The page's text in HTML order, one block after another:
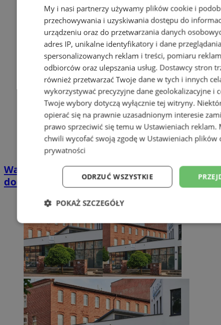
Wakacyjny wypoczynek nad Bałtykiem w
domkach Szmaragdowe Morze
My i nasi partnerzy używamy plików cookie i
przechowywania i uzyskiwania dostępu do
urządzeniu oraz do przetwarzania danych
adres IP, unikalne identyfikatory i dane
spersonalizowanych reklam i treści, pomiaru
odbiorców oraz ulepszania usług. Dostawcy stron
również przetwarzać Twoje dane w tych i innych
wykorzystywać precyzyjne dane geolokalizacyjne i
Twoje wybory dotyczą wyłącznie tej witryny.
opierać się na prawnie uzasadnionym interesie
prawo sprzeciwić się temu w Ustawieniach reklam.
chwili wycofać swoją zgodę w Ustawieniach plików
prywatności
ODRZUĆ WSZYSTKIE
POKAŻ SZCZEGÓŁY
Niezbędne Wydajność
Niesklasyfikowane